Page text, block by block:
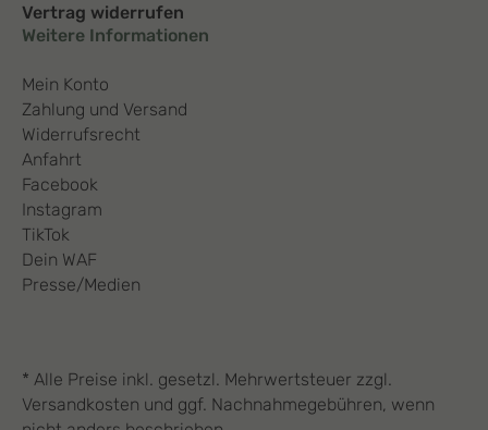
Vertrag widerrufen
Weitere Informationen
Mein Konto
Zahlung und Versand
Widerrufsrecht
Anfahrt
Facebook
Instagram
TikTok
Dein WAF
Presse/Medien
* Alle Preise inkl. gesetzl. Mehrwertsteuer zzgl.
Versandkosten und ggf. Nachnahmegebühren, wenn